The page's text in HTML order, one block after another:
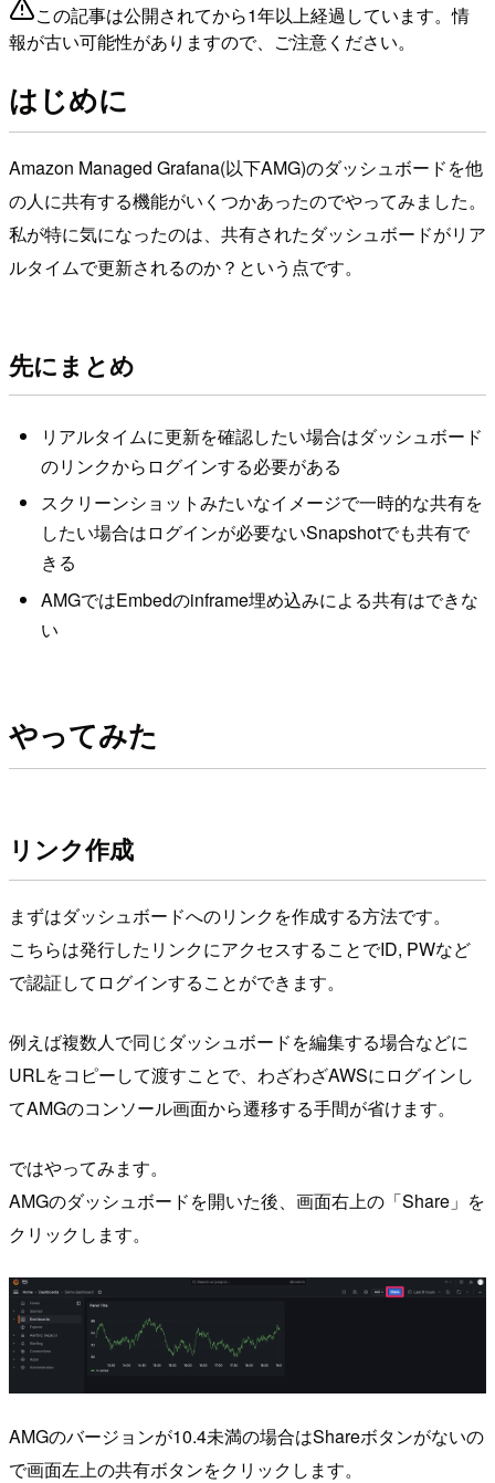
この記事は公開されてから1年以上経過しています。情
報が古い可能性がありますので、ご注意ください。
はじめに
Amazon Managed Grafana(以下AMG)のダッシュボードを他
の人に共有する機能がいくつかあったのでやってみました。
私が特に気になったのは、共有されたダッシュボードがリア
ルタイムで更新されるのか？という点です。
先にまとめ
リアルタイムに更新を確認したい場合はダッシュボード
のリンクからログインする必要がある
スクリーンショットみたいなイメージで一時的な共有を
したい場合はログインが必要ないSnapshotでも共有で
きる
AMGではEmbedのinframe埋め込みによる共有はできな
い
やってみた
リンク作成
まずはダッシュボードへのリンクを作成する方法です。
こちらは発行したリンクにアクセスすることでID, PWなど
で認証してログインすることができます。
例えば複数人で同じダッシュボードを編集する場合などに
URLをコピーして渡すことで、わざわざAWSにログインし
てAMGのコンソール画面から遷移する手間が省けます。
ではやってみます。
AMGのダッシュボードを開いた後、画面右上の「Share」を
クリックします。
AMGのバージョンが10.4未満の場合はShareボタンがないの
で画面左上の共有ボタンをクリックします。